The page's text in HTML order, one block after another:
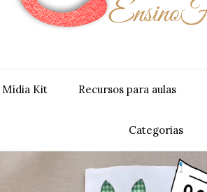
Mídia Kit Recursos para aulas
Categorias